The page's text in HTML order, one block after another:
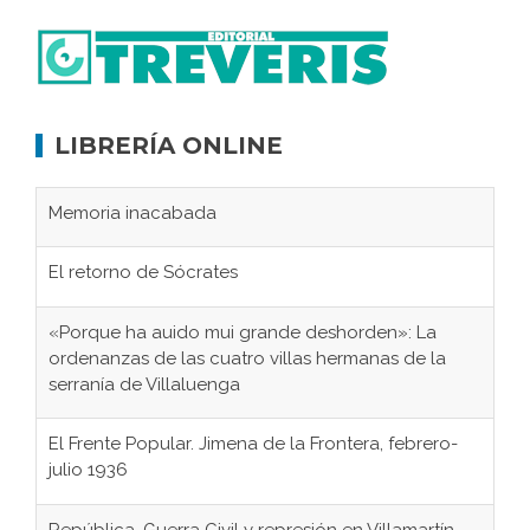
LIBRERÍA ONLINE
Memoria inacabada
El retorno de Sócrates
«Porque ha auido mui grande deshorden»: La
ordenanzas de las cuatro villas hermanas de la
serranía de Villaluenga
El Frente Popular. Jimena de la Frontera, febrero-
julio 1936